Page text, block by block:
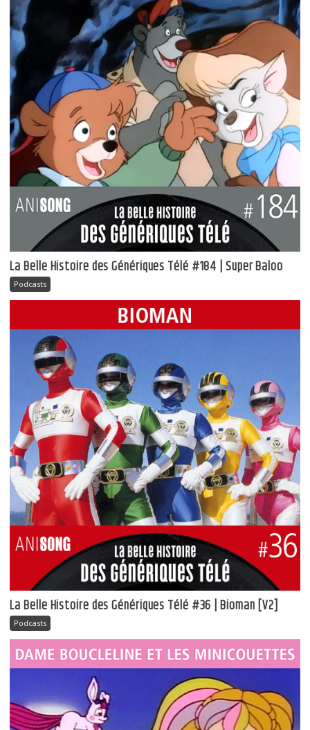
La Belle Histoire des Génériques Télé #184 | Super Baloo
Podcasts
La Belle Histoire des Génériques Télé #36 | Bioman [V2]
Podcasts